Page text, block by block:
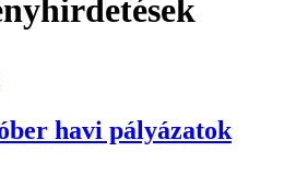
havi pályázatok